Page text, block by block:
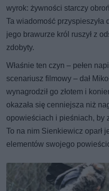
wyrok: żywności starczy
Ta wiadomość przyspieszyła
jego brawurze król ruszył z
zdobyty.
Właśnie ten czyn – pełen
scenariusz filmowy – dał
wynagrodził go złotem i
okazała się cenniejsza niż
opowieściach i pieśniach, by
To na nim Sienkiewicz oparł
elementów swojego